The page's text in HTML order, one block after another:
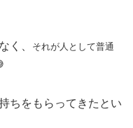
く、
それが人として普通
ちをもらってきたとい